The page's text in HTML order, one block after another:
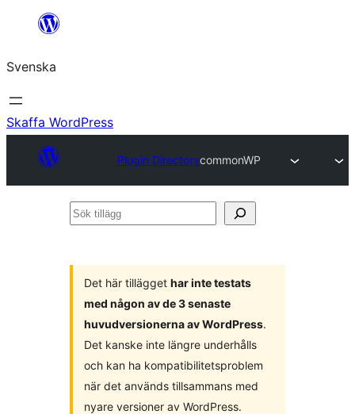
Hoppa
innehåll
Svenska
Skaffa WordPress
Plugin DirectorycommonWP
Sök
Det här tillägget har inte testats
med någon av de 3 senaste
huvudversionerna av WordPress.
Det kanske inte längre underhålls
och kan ha kompatibilitetsproblem
när det används tillsammans med
nyare versioner av WordPress.